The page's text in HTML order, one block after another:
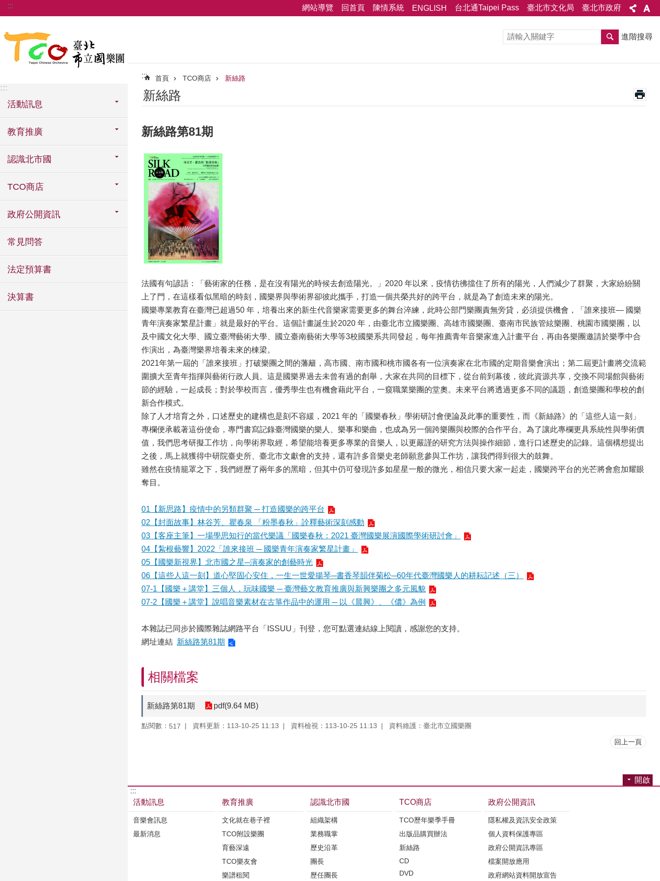
跳到主要內容區塊
::: 網站導覽 回首頁 陳情系統 ENGLISH 台北通Taipei Pass 臺北市文化局 臺北市政府
:::
活動訊息
教育推廣
認識北市國
TCO商店
政府公開資訊
常見問答
法定預算書
決算書
進階搜尋
::: 首頁 TCO商店 新絲路
新絲路
新絲路第81期
法國有句諺語：「藝術家的任務，是在沒有陽光的時候去創造陽光。」2020 年以來，疫情彷彿擋住了所有的陽光，人們減少了群聚，大家紛紛關
上了門，在這樣看似黑暗的時刻，國樂界與學術界卻彼此攜手，打造一個共榮共好的跨平台，就是為了創造未來的陽光。
國樂專業教育在臺灣已超過50 年，培養出來的新生代音樂家需要更多的舞台淬練，此時公部門樂團責無旁貸，必須提供機會，「誰來接班― 國樂
青年演奏家繁星計畫」就是最好的平台。這個計畫誕生於2020 年，由臺北市立國樂團、高雄市國樂團、臺南市民族管絃樂團、桃園市國樂團，以
及中國文化大學、國立臺灣藝術大學、國立臺南藝術大學等3校國樂系共同發起，每年推薦青年音樂家進入計畫平台，再由各樂團邀請於樂季中合
作演出，為臺灣樂界培養未來的棟梁。
2021年第一屆的「誰來接班」打破樂團之間的藩籬，高市國、南市國和桃市國各有一位演奏家在北市國的定期音樂會演出；第二屆更計畫將交流範
圍擴大至青年指揮與藝術行政人員。這是國樂界過去未曾有過的創舉，大家在共同的目標下，從台前到幕後，彼此資源共享，交換不同場館與藝術
節的經驗，一起成長；對於學校而言，優秀學生也有機會藉此平台，一窺職業樂團的堂奧。未來平台將透過更多不同的議題，創造樂團和學校的創
新合作模式。
除了人才培育之外，口述歷史的建構也是刻不容緩，2021 年的「國樂春秋」學術研討會便論及此事的重要性，而《新絲路》的「這些人這一刻」
專欄便承載著這份使命，專門書寫記錄臺灣國樂的樂人、樂事和樂曲，也成為另一個跨樂團與校際的合作平台。為了讓此專欄更具系統性與學術價
值，我們思考研擬工作坊，向學術界取經，希望能培養更多專業的音樂人，以更嚴謹的研究方法與操作細節，進行口述歷史的記錄。這個構想提出
之後，馬上就獲得中研院臺史所、臺北市文獻會的支持，還有許多音樂史老師願意參與工作坊，讓我們得到很大的鼓舞。
雖然在疫情籠罩之下，我們經歷了兩年多的黑暗，但其中仍可發現許多如星星一般的微光，相信只要大家一起走，國樂跨平台的光芒將會愈加耀眼
奪目。
01【新思路】疫情中的另類群聚 ─ 打造國樂的跨平台
02【封面故事】林谷芳、瞿春泉 「粉墨春秋」詮釋藝術深刻感動
03【客座主筆】一場學思知行的當代樂議「國樂春秋：2021 臺灣國樂展演國際學術研討會」
04【紮根藝響】2022「誰來接班 ─ 國樂青年演奏家繁星計畫」
05【國樂新視界】北市國之星─演奏家的創藝時光
06【這些人這一刻】道心堅固心安住，一生一世愛揚琴─書香琴韻伴菊松─60年代臺灣國樂人的耕耘記述（三）
07-1【國樂＋講堂】三個人，玩味國樂 ─ 臺灣藝文教育推廣與新興樂團之多元風貌
07-2【國樂＋講堂】說唱音樂素材在古箏作品中的運用 ─ 以《晨興》、《儂》為例
本雜誌已同步於國際雜誌網路平台「ISSUU」刊登，您可點選連結線上閱讀，感謝您的支持。
網址連結 新絲路第81期
相關檔案
新絲路第81期 pdf(9.64 MB)
點閱數： 517 資料更新：113-10-25 11:13 資料檢視：113-10-25 11:13 資料維護：臺北市立國樂團
回上一頁
開啟
:::
活動訊息
音樂會訊息
最新消息
教育推廣
文化就在巷子裡
TCO附設樂團
育藝深遠
TCO樂友會
樂譜租閱
認識北市國
組織架構
業務職掌
歷史沿革
團長
歷任團長
TCO商店
TCO歷年樂季手冊
出版品購買辦法
新絲路
CD
DVD
政府公開資訊
隱私權及資訊安全政策
個人資料保護專區
政府公開資訊專區
檔案開放應用
政府網站資料開放宣告